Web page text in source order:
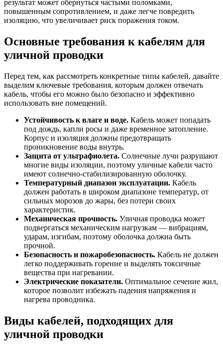
результат может обернуться частыми поломками,
повышенным сопротивлением, и даже легче повредить
изоляцию, что увеличивает риск поражения током.
Основные требования к кабелям для
уличной проводки
Перед тем, как рассмотреть конкретные типы кабелей, давайте
выделим ключевые требования, которым должен отвечать
кабель, чтобы его можно было безопасно и эффективно
использовать вне помещений.
Устойчивость к влаге и воде. Кабель может попадать
под дождь, капли росы и даже временное затопление.
Корпус и изоляция должны предотвращать
проникновение воды внутрь.
Защита от ультрафиолета. Солнечные лучи разрушают
многие виды изоляции, поэтому уличные кабели часто
имеют солнечно-стабилизированную оболочку.
Температурный диапазон эксплуатации. Кабель
должен работать в широком диапазоне температур, от
сильных морозов до жары, без потери своих
характеристик.
Механическая прочность. Уличная проводка может
подвергаться механическим нагрузкам — вибрациям,
ударам, изгибам, поэтому оболочка должна быть
прочной.
Безопасность и пожаробезопасность. Кабель не должен
легко поддерживать горение и выделять токсичные
вещества при нагревании.
Электрические показатели. Оптимальное сечение жил,
которое позволит избежать падения напряжения и
нагрева проводника.
Виды кабелей, подходящих для
уличной проводки